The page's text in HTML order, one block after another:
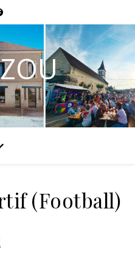
(Football)